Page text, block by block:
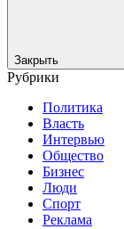
Закрыть
Рубрики
Политика
Власть
Интервью
Общество
Бизнес
Люди
Спорт
Реклама